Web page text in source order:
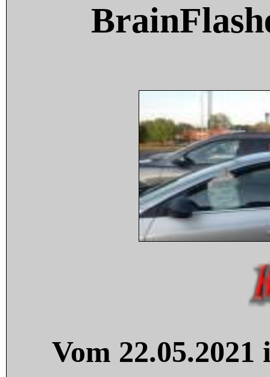
Vom